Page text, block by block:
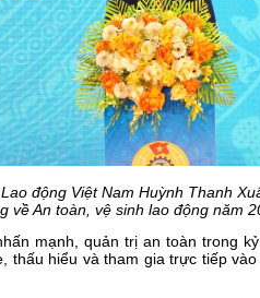
động Việt Nam Huỳnh Thanh
về An toàn, vệ sinh lao động năm
mạnh, quản trị an toàn trong
thấu hiểu và tham gia trực tiếp